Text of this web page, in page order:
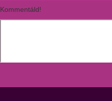
Kommentáld!